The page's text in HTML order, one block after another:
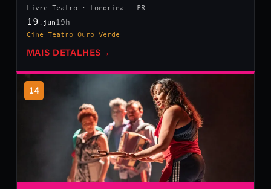
Livre Teatro · Londrina — PR
19 .jun 19h
Cine Teatro Ouro Verde
MAIS DETALHES →
14